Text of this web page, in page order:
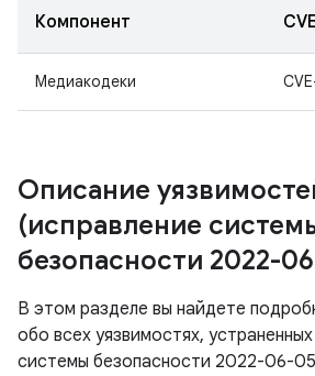
Компонент
Медиакодеки
Описание
(исправление
безопасности 2022-
В этом разделе вы найдете
обо всех уязвимостях,
системы безопасности 2022-06-